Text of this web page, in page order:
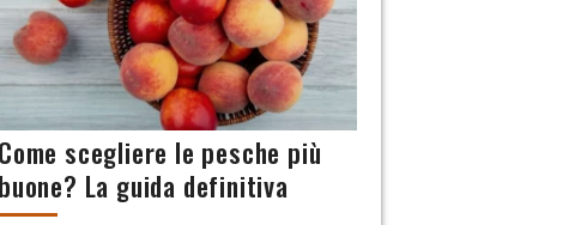
Come scegliere le pesche più
buone? La guida definitiva